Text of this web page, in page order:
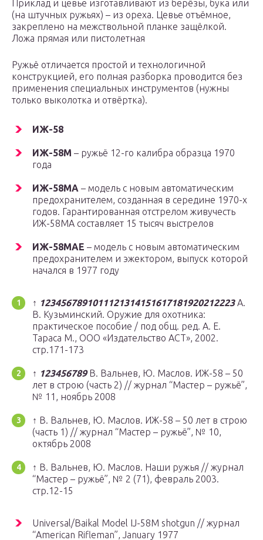
Приклад и цевье изготавливают из берёзы, бука или
(на штучных ружьях) – из ореха. Цевье отъёмное,
закреплено на межствольной планке защёлкой.
Ложа прямая или пистолетная
Ружьё отличается простой и технологичной
конструкцией, его полная разборка проводится без
применения специальных инструментов (нужны
только выколотка и отвёртка).
ИЖ-58
ИЖ-58М – ружьё 12-го калибра образца 1970
года
ИЖ-58МА – модель с новым автоматическим
предохранителем, созданная в середине 1970-х
годов. Гарантированная отстрелом живучесть
ИЖ-58МА составляет 15 тысяч выстрелов
ИЖ-58МАЕ – модель с новым автоматическим
предохранителем и эжектором, выпуск которой
начался в 1977 году
↑ 1234567891011121314151617181920212223А.
В. Кузьминский. Оружие для охотника:
практическое пособие / под общ. ред. А. Е.
Тараса М., ООО «Издательство АСТ», 2002.
стр.171-173
↑ 123456789В. Вальнев, Ю. Маслов. ИЖ-58 – 50
лет в строю (часть 2) // журнал “Мастер – ружьё”,
№ 11, ноябрь 2008
↑ В. Вальнев, Ю. Маслов. ИЖ-58 – 50 лет в строю
(часть 1) // журнал “Мастер – ружьё”, № 10,
октябрь 2008
↑ В. Вальнев, Ю. Маслов. Наши ружья // журнал
“Мастер – ружьё”, № 2 (71), февраль 2003.
стр.12-15
Universal/Baikal Model IJ-58M shotgun // журнал
“American Rifleman”, January 1977